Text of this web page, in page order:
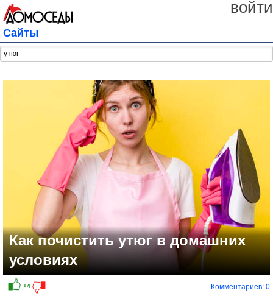
войти
Сайты
Как почистить утюг в домашних
условиях
Комментариев: 0